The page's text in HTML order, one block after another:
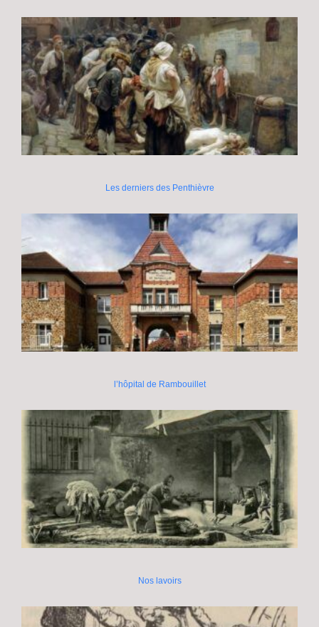
Les derniers des Penthièvre
l’hôpital de Rambouillet
Nos lavoirs